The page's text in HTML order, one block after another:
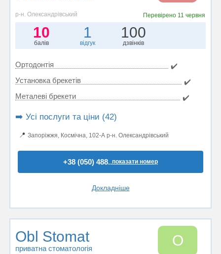
р-н. Олександрівський Перевірено 11 червня
10
балів
1
відгук
100
дзвінків
Ортодонтія
✔️
Установка брекетів
✔️
Металеві брекети
✔️
➡️ Усі послуги та ціни (42)
📍 Запоріжжя, Космічна, 102-А р-н. Олександрівський
+38 (050) 488..показати номер
Докладніше
Obl Stomat
приватна стоматологія O